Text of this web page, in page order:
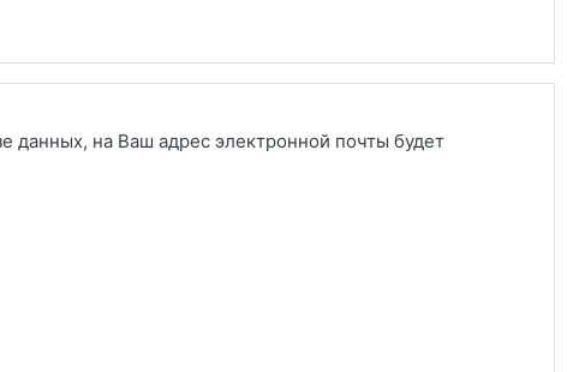
данных, на Ваш адрес электронной почты будет